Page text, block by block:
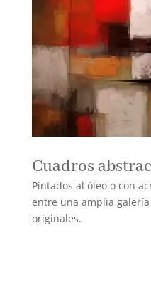
Cuadros
Pintados al óleo o con
entre una amplia
originales.